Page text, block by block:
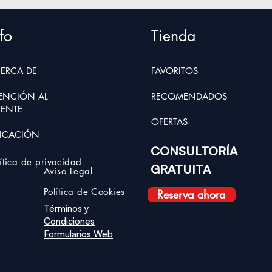
DE
AL
de privacidad
Tienda
FAVORITOS
RECOMENDADOS
OFERTAS
CONSULTORÍA
GRATUITA
Reserva ahora
Aviso Legal
Política de Cookies
Términos y
Condiciones
Formularios Web